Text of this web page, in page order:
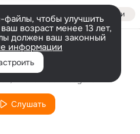
Войти
чтобы улучшить
возраст менее 13 лет,
должен ваш законный
информации
oqshom
Слушать